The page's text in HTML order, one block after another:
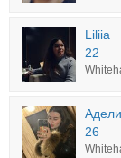
Liliia
22
26